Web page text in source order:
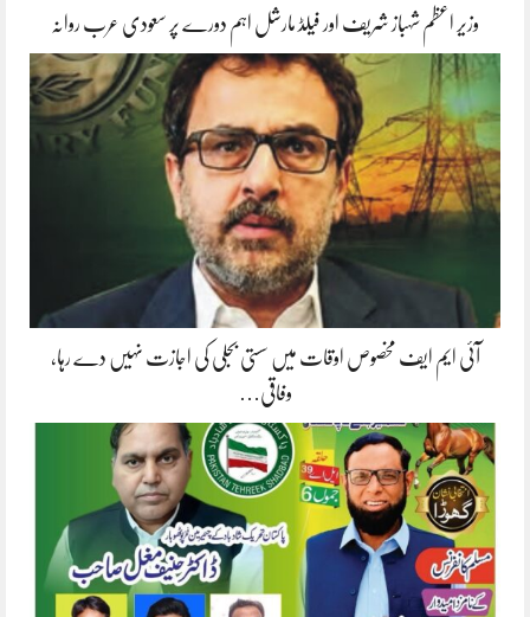
وزیر اعظم شہباز شریف اور فیلڈ مارشل اہم دورے پر سعودی عرب روانہ
آئی ایم ایف مخصوص اوقات میں سستی بجلی کی اجازت نہیں دے رہا،
وفاقی…